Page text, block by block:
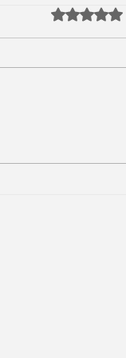
Avaliado